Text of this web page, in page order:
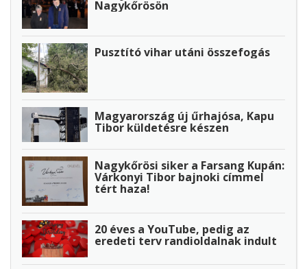
Nagykőrösön
Pusztító vihar utáni összefogás
Magyarország új űrhajósa, Kapu
Tibor küldetésre készen
Nagykőrösi siker a Farsang Kupán:
Várkonyi Tibor bajnoki címmel
tért haza!
20 éves a YouTube, pedig az
eredeti terv randioldalnak indult